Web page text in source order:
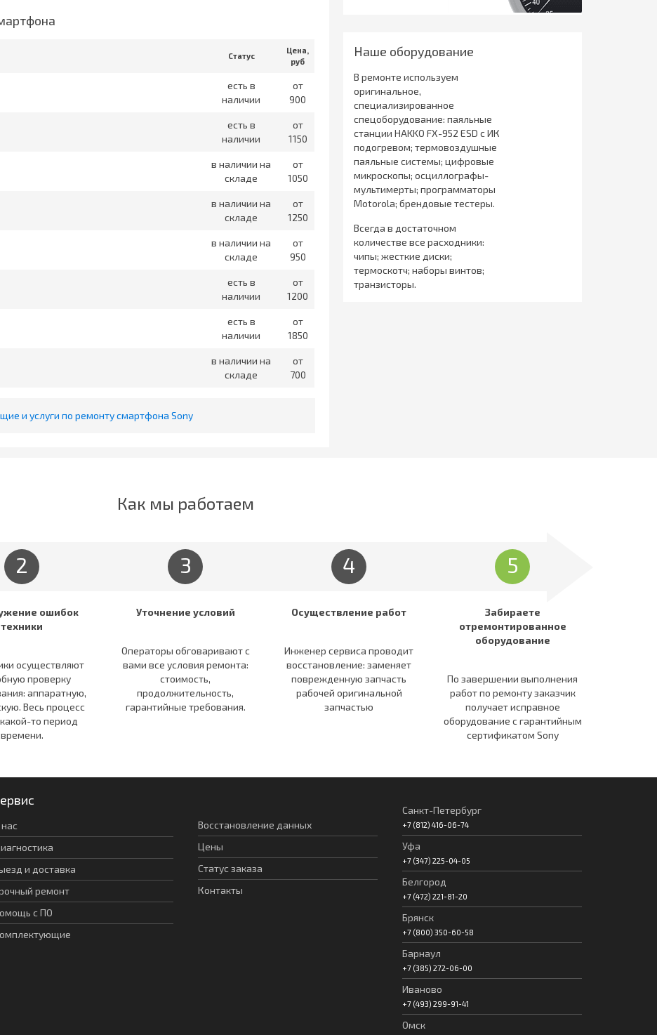
Статус
Цена,
руб
есть в
наличии
от
900
есть в
наличии
от
1150
в наличии на
складе
от
1050
в наличии на
складе
от
1250
в наличии на
складе
от
950
есть в
наличии
от
1200
есть в
наличии
от
1850
в наличии на
складе
от
700
и услуги по ремонту смартфона Sony
Наше оборудование
В ремонте используем
оригинальное,
специализированное
спецоборудование: паяльные
станции HAKKO FX-952 ESD с ИК
подогревом; термовоздушные
паяльные системы; цифровые
микроскопы; осциллографы-
мультимерты; программаторы
Motorola; брендовые тестеры.
Всегда в достаточном
количестве все расходники:
чипы; жесткие диски;
термоскотч; наборы винтов;
транзисторы.
Как мы работаем
2
ошибок
техники
осуществляют
проверку
аппаратную,
Весь процесс
то период
времени.
3
Уточнение условий
Операторы обговаривают c
вами все условия ремонта:
стоимость,
продолжительность,
гарантийные требования.
4
Осуществление работ
Инженер сервиса проводит
восстановление: заменяет
поврежденную запчасть
рабочей оригинальной
запчастью
5
Забираете
отремонтированное
оборудование
По завершении выполнения
работ по ремонту заказчик
получает исправное
оборудование c гарантийным
сертификатом Sony
и доставка
ремонт
с ПО
Восстановление данных
Цены
Статус заказа
Контакты
Санкт-Петербург
+7 (812) 416-06-74
Уфа
+7 (347) 225-04-05
Белгород
+7 (472) 221-81-20
Брянск
+7 (800) 350-60-58
Барнаул
+7 (385) 272-06-00
Иваново
+7 (493) 299-91-41
Омск